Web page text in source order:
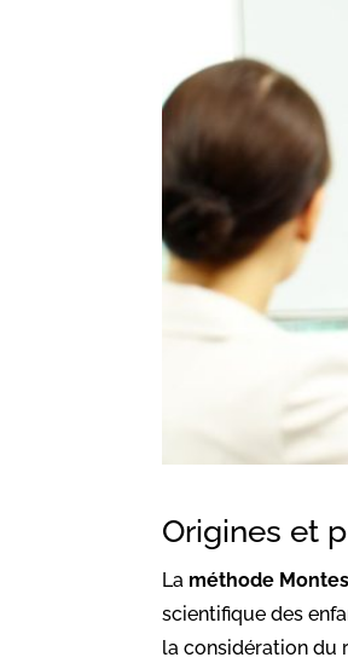
Origines et
La méthode
scientifique des
la considération du